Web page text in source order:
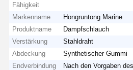
Fähigkeit
Markenname
Hongruntong Marine
Produktname
Dampfschlauch
Verstärkung
Stahldraht
Abdeckung
Synthetischer Gummi
Endverbindung
Nach den Vorgaben